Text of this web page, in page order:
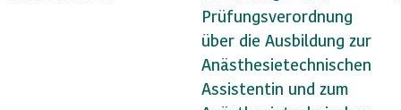
Prüfungsverordnung
über die Ausbildung zur
Anästhesietechnischen
Assistentin und zum